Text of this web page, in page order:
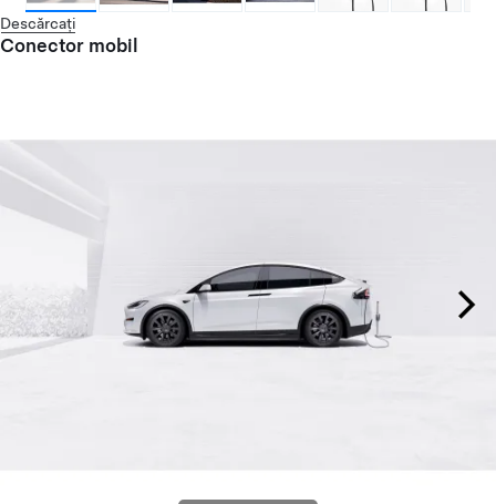
Descărcați
Conector mobil